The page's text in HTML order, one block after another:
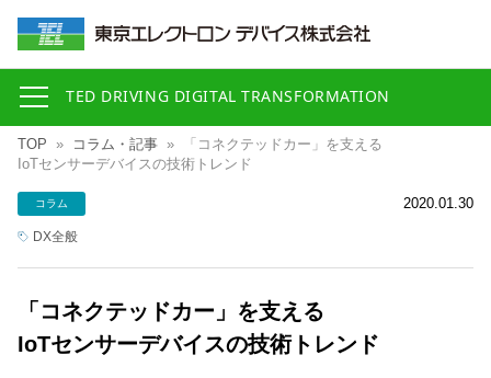
TED DRIVING DIGITAL TRANSFORMATION
TOP » コラム・記事 »
「コネクテッドカー」を支える
IoTセンサーデバイスの技術トレンド
コラム
DX全般
2020.01.30
「コネクテッドカー」を支える
IoTセンサーデバイスの技術トレンド